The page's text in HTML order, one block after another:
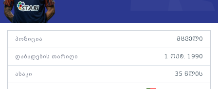
პოზიცია მცველი
დაბადების თარიღი 1 ოქტ. 1990
ასაკი 35 წლის